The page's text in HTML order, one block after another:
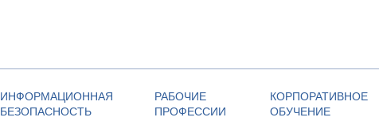
ИНФОРМАЦИОННАЯ
БЕЗОПАСНОСТЬ
РАБОЧИЕ
ПРОФЕССИИ
КОРПОРАТИВНОЕ
ОБУЧЕНИЕ